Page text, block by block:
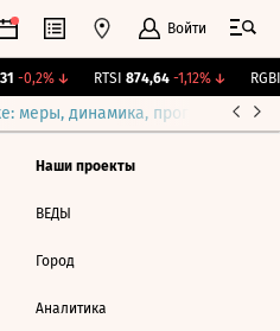
Войти
-0,2%↓ RTSI 874,64 -1,12%↓ RGBI
меры, динамика, прогнозы
Наши проекты
ВЕДЫ
Город
Аналитика